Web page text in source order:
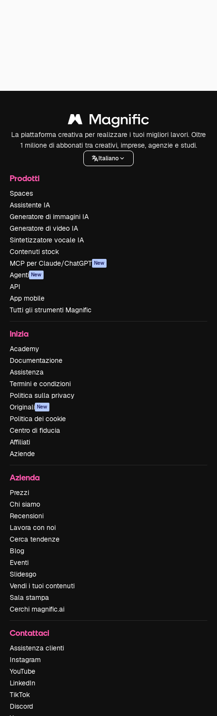
La piattaforma creativa per realizzare i tuoi migliori lavori. Oltre
1 milione di abbonati tra creativi, imprese, agenzie e studi.
Italiano
Prodotti
Spaces
Assistente IA
Generatore di immagini IA
Generatore di video IA
Sintetizzatore vocale IA
Contenuti stock
MCP per Claude/ChatGPT New
Agenti New
API
App mobile
Tutti gli strumenti Magnific
Inizia
Academy
Documentazione
Assistenza
Termini e condizioni
Politica sulla privacy
Originali New
Politica dei cookie
Centro di fiducia
Affiliati
Aziende
Azienda
Prezzi
Chi siamo
Recensioni
Lavora con noi
Cerca tendenze
Blog
Eventi
Slidesgo
Vendi i tuoi contenuti
Sala stampa
Cerchi magnific.ai
Contattaci
Assistenza clienti
Instagram
YouTube
LinkedIn
TikTok
Discord